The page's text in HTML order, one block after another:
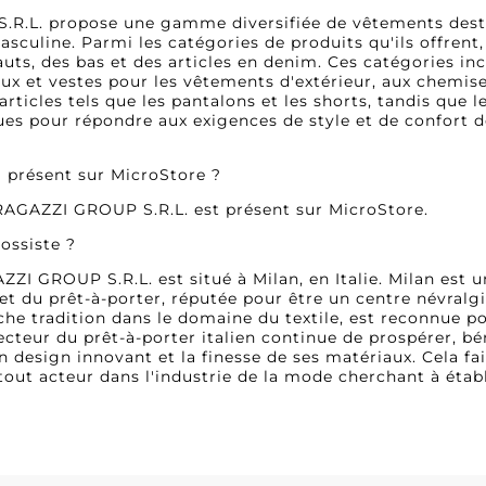
S.R.L. propose une gamme diversifiée de vêtements
Parmi les catégories de produits qu'ils
des bas et des articles en denim. Ces catégories
et vestes pour les vêtements d'extérieur, aux
tels que les pantalons et les shorts, tandis que
pour répondre aux exigences de style et de confort
sur MicroStore ?
GROUP S.R.L. est présent sur MicroStore.
?
GROUP S.R.L. est situé à Milan, en Italie. Milan est
du prêt-à-porter, réputée pour être un centre
tradition dans le domaine du textile, est reconnue
du prêt-à-porter italien continue de prospérer,
design innovant et la finesse de ses matériaux. Cela
acteur dans l'industrie de la mode cherchant à